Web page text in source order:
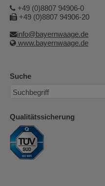
+49 (0)8807 94906-0
+49 (0)8807 94906-20
info@bayernwaage.de
www.bayernwaage.de
Suche
Qualitätssicherung